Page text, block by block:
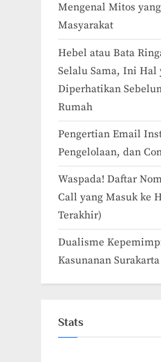
Mengenal Mitos
Masyarakat
Hebel atau Bata
Selalu Sama, Ini Hal
Diperhatikan
Rumah
Pengertian Email
Pengelolaan, dan
Waspada! Daftar
Call yang Masuk ke
Terakhir)
Dualisme
Kasunanan
Stats